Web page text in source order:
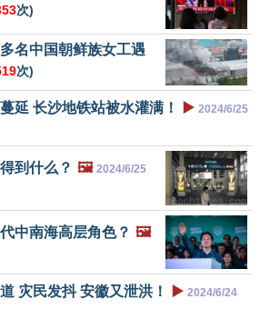
次)
名中国朝鲜族女工遇
次)
延 长沙地铁站被水灌满！ ▶️ 2024/6/25
到什么？ 🖼️ 2024/6/25
中南海高层角色？ 🖼️
灾民发抖 安徽又泄洪！ ▶️ 2024/6/24